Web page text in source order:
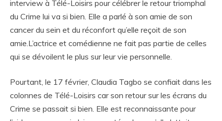
interview à Télé-Loisirs pour célébrer le retour triomphal
du Crime lui va si bien. Elle a parlé à son amie de son
cancer du sein et du réconfort qu’elle reçoit de son
amie.L’actrice et comédienne ne fait pas partie de celles
qui se dévoilent le plus sur leur vie personnelle.
Pourtant, le 17 février, Claudia Tagbo se confiait dans les
colonnes de Télé-Loisirs car son retour sur les écrans du
Crime se passait si bien. Elle est reconnaissante pour